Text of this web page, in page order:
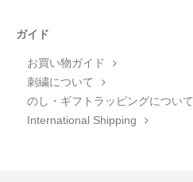
ガイド
お買い物ガイド
刺繍について
のし・ギフトラッピングについて
International Shipping